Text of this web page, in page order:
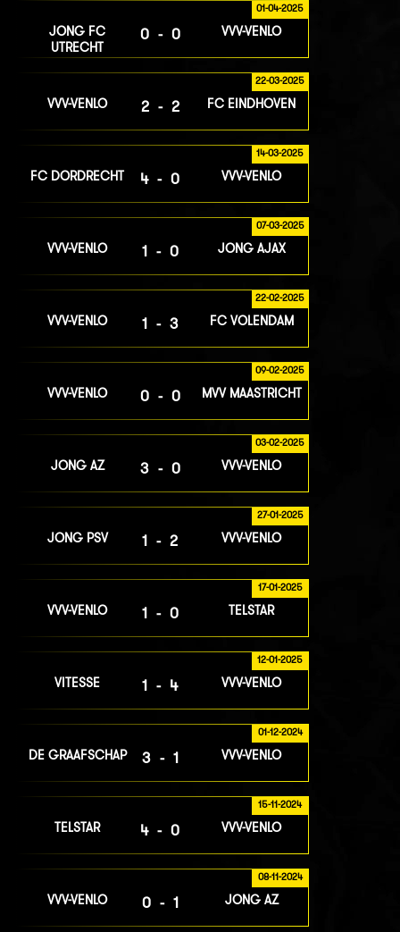
01-04-2025
JONG FC
UTRECHT
0-0 VVV-VENLO
22-03-2025
VVV-VENLO 2-2 FC EINDHOVEN
14-03-2025
FC DORDRECHT 4-0 VVV-VENLO
07-03-2025
VVV-VENLO 1-0 JONG AJAX
22-02-2025
VVV-VENLO 1-3 FC VOLENDAM
09-02-2025
VVV-VENLO 0-0 MVV MAASTRICHT
03-02-2025
JONG AZ 3-0 VVV-VENLO
27-01-2025
JONG PSV 1-2 VVV-VENLO
17-01-2025
VVV-VENLO 1-0 TELSTAR
12-01-2025
VITESSE 1-4 VVV-VENLO
01-12-2024
DE GRAAFSCHAP 3-1 VVV-VENLO
15-11-2024
TELSTAR 4-0 VVV-VENLO
08-11-2024
VVV-VENLO 0-1 JONG AZ